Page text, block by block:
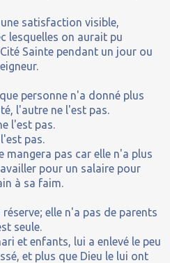
satisfaction visible,
lesquelles on aurait pu
Sainte pendant un jour ou
personne n'a donné plus
l'autre ne l'est pas.
l'est pas.
pas.
pas car elle n'a plus
pour un salaire pour
à sa faim.
elle n'a pas de parents
seule.
et enfants, lui a enlevé le peu
et plus que Dieu le lui ont